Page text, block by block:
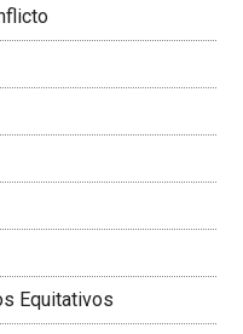
Equitativos